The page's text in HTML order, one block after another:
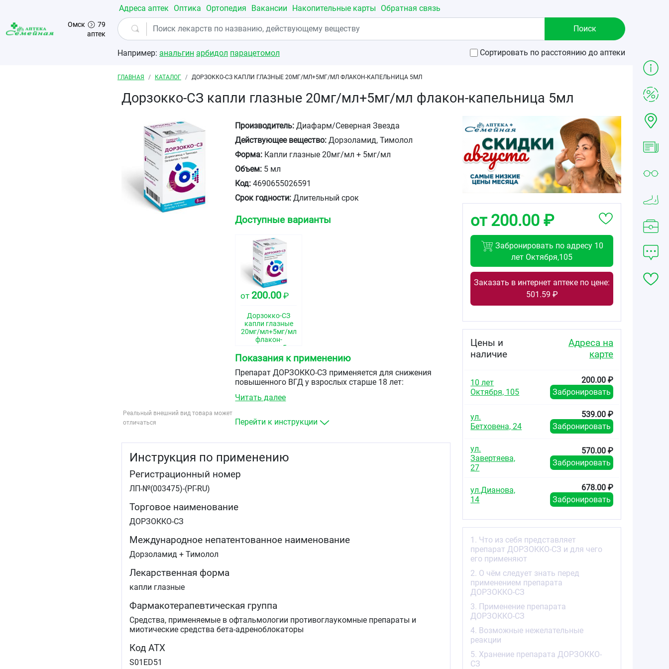
Перейти к основному содержанию
Омск
79
аптек
Адреса аптек Оптика Ортопедия Вакансии Накопительные карты Обратная связь
Например: анальгин арбидол парацетомол Сортировать по расстоянию до аптеки
Строка навигации
ГЛАВНАЯ КАТАЛОГ ДОРЗОККО-СЗ КАПЛИ ГЛАЗНЫЕ 20МГ/МЛ+5МГ/МЛ ФЛАКОН-КАПЕЛЬНИЦА 5МЛ
Дорзокко-СЗ капли глазные 20мг/мл+5мг/мл флакон-капельница 5мл
Реальный внешний вид товара может
отличаться
Производитель: Диафарм/Северная Звезда
Действующее вещество: Дорзоламид, Тимолол
Форма: Капли глазные 20мг/мл + 5мг/мл
Объем: 5 мл
Код: 4690655026591
Срок годности: Длительный срок
Доступные варианты
от 200.00 ₽
Дорзокко-СЗ
капли глазные
20мг/мл+5мг/мл
флакон-
капельница 5мл
Показания к применению
Препарат ДОРЗОККО-СЗ применяется для снижения
повышенного ВГД у взрослых старше 18 лет:
при открытоугольной и псевдоэксфолиативной
не было эффективным
при повышенном внутриглазном давлении, если
Читать далее
Перейти к инструкции
Инструкция по применению
Регистрационный номер
ЛП-№(003475)-(РГ-RU)
Торговое наименование
ДОРЗОККО-СЗ
Международное непатентованное наименование
Дорзоламид + Тимолол
Лекарственная форма
капли глазные
Фармакотерапевтическая группа
Средства, применяемые в офтальмологии противоглаукомные препараты и
миотические средства бета-адреноблокаторы
Код АТХ
S01ED51
от 200.00 ₽
Забронировать по адресу 10
лет Октября,105
Заказать в интернет аптеке по цене:
501.59 ₽
Цены и
наличие
Адреса на
карте
10 лет
Октября, 105
200.00 ₽
Забронировать
ул.
Бетховена, 24
539.00 ₽
Забронировать
ул.
Завертяева,
27
570.00 ₽
Забронировать
ул.Дианова,
14
678.00 ₽
Забронировать
1. Что из себя представляет
препарат ДОРЗОККО-СЗ и для чего
его применяют
2. О чём следует знать перед
применением препарата
ДОРЗОККО-СЗ
3. Применение препарата
ДОРЗОККО-СЗ
4. Возможные нежелательные
реакции
5. Хранение препарата ДОРЗОККО-
СЗ